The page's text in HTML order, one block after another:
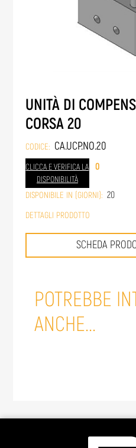
UNITÀ DI
CORSA 20
CODICE: CA.UCP.NO.20
CLICCA E VERIFICA LA
DISPONIBILITÀ
0
DISPONIBILE IN (GIORNI): 20
DETTAGLI PRODOTTO
SCHEDA
POTREBBE
ANCHE...